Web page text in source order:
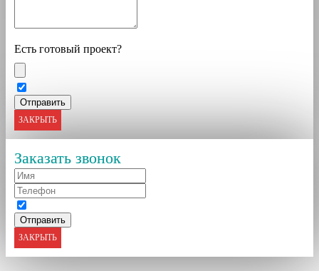
Есть готовый проект?
ЗАКРЫТЬ
Заказать звонок
ЗАКРЫТЬ